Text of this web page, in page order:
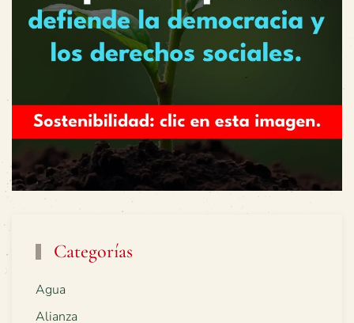
Categorías
Agua
Alianza